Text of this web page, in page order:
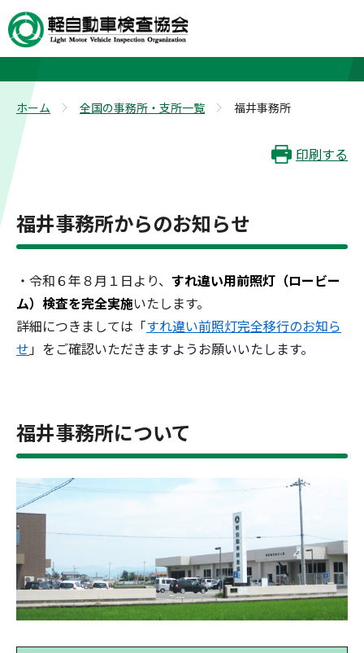
福井事務所
ホーム 全国の事務所・支所一覧 福井事務所
印刷する
福井事務所からのお知らせ
・令和６年８月１日より、 すれ違い用前照灯（ロービー
ム）検査を完全実施いたします。
詳細につきましては「すれ違い前照灯完全移行のお知ら
せ」をご確認いただきますようお願いいたします。
福井事務所について